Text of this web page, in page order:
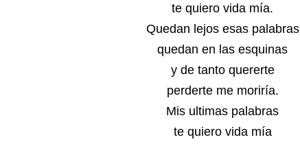
te quiero vida mía.
Quedan lejos esas palabras
quedan en las esquinas
y de tanto quererte
perderte me moriría.
Mis ultimas palabras
te quiero vida mía